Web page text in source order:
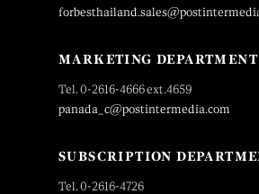
MARKETING DEPARTMENT
Tel. 0-2616-4666 ext.4659
panada_c@postintermedia.com
SUBSCRIPTION
Tel. 0-2616-4726